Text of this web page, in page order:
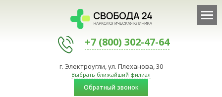
+7 (800) 302-47-64
г. Электроугли, ул. Плеханова, 30
Выбрать ближайший филиал
Обратный звонок